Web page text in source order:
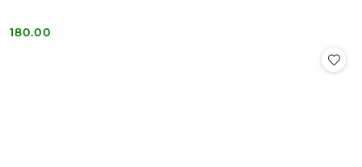
Cena:
180.00